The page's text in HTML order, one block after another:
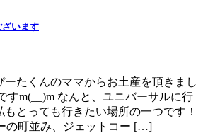
います
たくんのママからお土産を頂きまし
すm(__)m なんと、ユニバーサルに行
とっても行きたい場所の一つです！
の町並み、ジェットコー […]